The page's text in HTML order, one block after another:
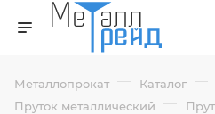
Металлопрокат — Каталог —
Пруток металлический —